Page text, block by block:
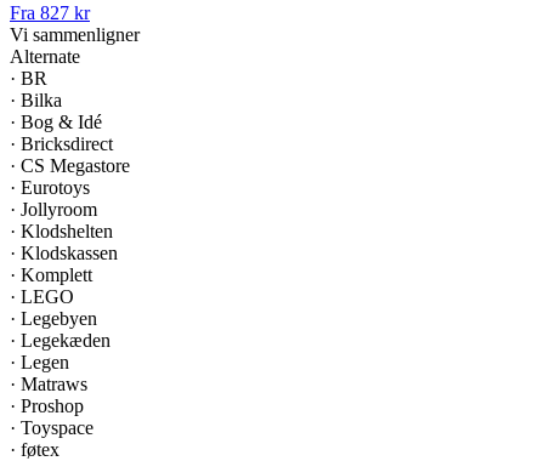
Fra 827 kr
Vi sammenligner
Alternate
· BR
· Bilka
· Bog & Idé
· Bricksdirect
· CS Megastore
· Eurotoys
· Jollyroom
· Klodshelten
· Klodskassen
· Komplett
· LEGO
· Legebyen
· Legekæden
· Legen
· Matraws
· Proshop
· Toyspace
· føtex